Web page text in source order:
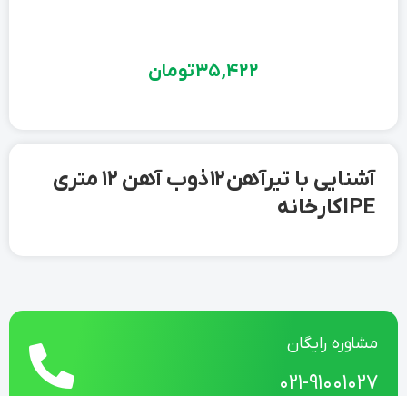
مشاوره رایگان
021-91001027
35,422تومان
آشنایی با تیرآهن 12 ذوب آهن 12 متری
IPE کارخانه